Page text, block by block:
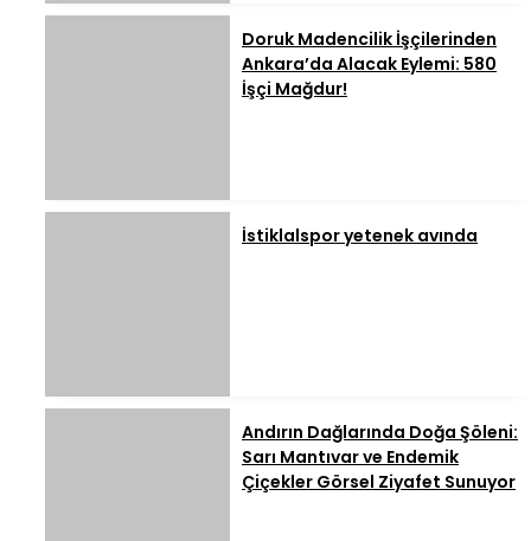
Doruk Madencilik İşçilerinden
Ankara’da Alacak Eylemi: 580
İşçi Mağdur!
İstiklalspor yetenek avında
Andırın Dağlarında Doğa Şöleni:
Sarı Mantıvar ve Endemik
Çiçekler Görsel Ziyafet Sunuyor